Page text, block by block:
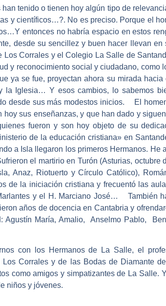
tenido o tienen hoy algún tipo de
y científicos…?. No es preciso. Porque el
entonces no habría espacio en estos
desde su sencillez y buen hacer llevan
Corrales y el Colegio La Salle de
y reconocimiento social y ciudadano, como
ya se fue, proyectan ahora su mirada
la Iglesia… Y esos cambios, lo sabemos
desde sus más modestos inicios. El
sus enseñanzas, y que han dado y
fueron y son hoy objeto de su
de la educación cristiana» en
a Isla llegaron los primeros Hermanos.
el martirio en Turón (Asturias, octubre
Anaz, Riotuerto y Círculo Católico),
de la iniciación cristiana y frecuentó las
y el H. Marciano José… También
años de docencia en Cantabria y
Agustín María, Amalio, Anselmo Pablo,
con los Hermanos de La Salle, el
Corrales y de las Bodas de Diamante
como amigos y simpatizantes de La Salle.
niños y jóvenes.